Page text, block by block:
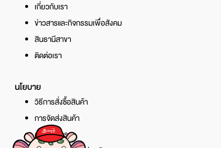
เกี่ยวกับเรา
ข่าวสารและกิจกรรมเพื่อสังคม
สินธานีสาขา
ติดต่อเรา
นโยบาย
วิธีการสั่งซื้อสินค้า
การจัดส่งสินค้า
ศูนย์บริการ